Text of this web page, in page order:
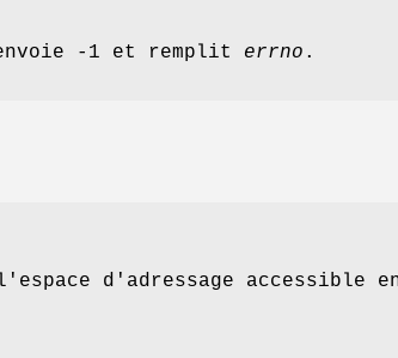
-1 et remplit errno .
d'adressage accessible